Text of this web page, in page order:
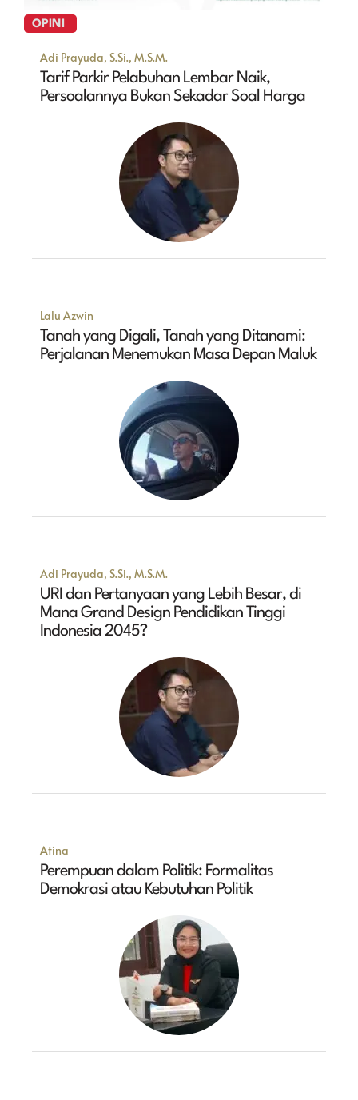
OPINI
Adi Prayuda, S.Si., M.S.M.
Tarif Parkir Pelabuhan Lembar Naik,
Persoalannya Bukan Sekadar Soal Harga
Lalu Azwin
Tanah yang Digali, Tanah yang Ditanami:
Perjalanan Menemukan Masa Depan Maluk
Adi Prayuda, S.Si., M.S.M.
URI dan Pertanyaan yang Lebih Besar, di
Mana Grand Design Pendidikan Tinggi
Indonesia 2045?
Atina
Perempuan dalam Politik: Formalitas
Demokrasi atau Kebutuhan Politik